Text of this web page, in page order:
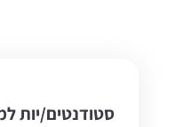
סטודנטים/יות